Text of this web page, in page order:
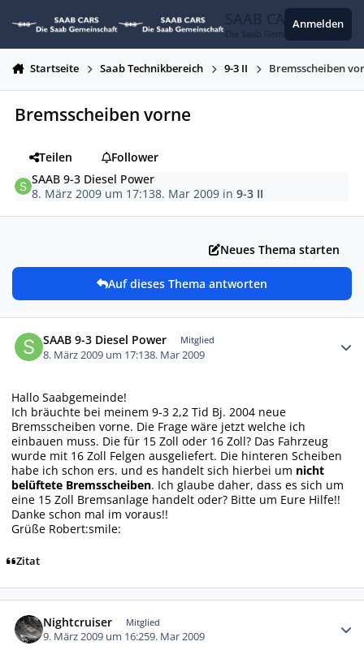
SAAB CARS
Die Saab Gemeinschaft
Anmelden
Startseite Saab Technikbereich 9-3 II Bremsscheiben
Bremsscheiben vorne
Teilen
Follower
SAAB 9-3 Diesel Power
8. März 2009 um 17:138. Mar 2009 in9-3 II
Neues Thema starten
Auf dieses Thema antworten
SAAB 9-3 Diesel Power Mitglied
8. März 2009 um 17:138. Mar 2009
Hallo Saabgemeinde!
Ich bräuchte bei meinem 9-3 2,2 Tid Bj. 2004 neue
Bremsscheiben vorne. Die Frage wäre jetzt welche ich
einbauen muss. Die für 15 Zoll oder 16 Zoll? Das Fahrzeug
wurde mit 16 Zoll Felgen ausgeliefert. Die hinteren Scheiben
habe ich schon ers. und es handelt sich hierbei um nicht
belüftete Bremsscheiben. Ich glaube daher, dass es sich um
eine 15 Zoll Bremsanlage handelt oder? Bitte um Eure Hilfe!!
Danke schon mal im voraus!!
Grüße Robert:smile:
Zitat
Nightcruiser Mitglied
9. März 2009 um 16:259. Mar 2009